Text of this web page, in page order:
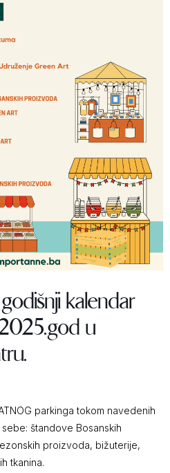
kalendar
u
parkinga tokom navedenih
štandove Bosanskih
proizvoda, bižuterije,
tkanina.